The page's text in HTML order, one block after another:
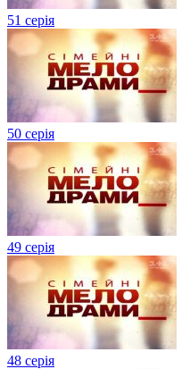
51 серія
50 серія
49 серія
48 серія